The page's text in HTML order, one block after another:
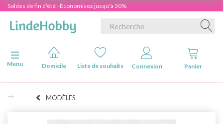
Soldes de fin d'été - Économisez jusqu'à 50%
Basculer la navigation
Menu
Domicile Liste de souhaits Connexion Panier
MODÈLES